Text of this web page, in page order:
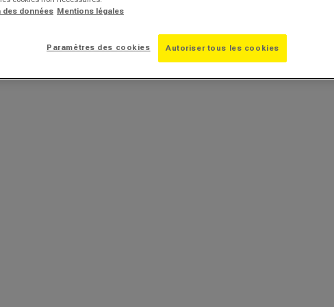
des données Mentions légales
Paramètres des cookies Autoriser tous les cookies